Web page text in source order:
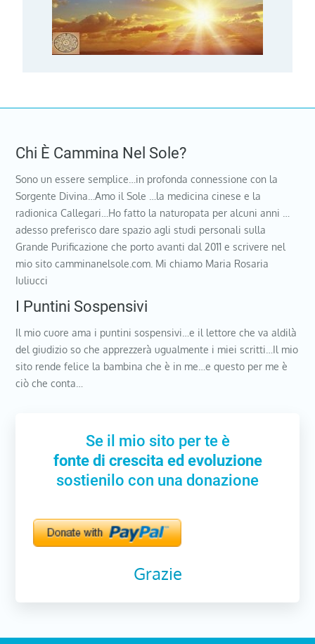
Chi È Cammina Nel Sole?
Sono un essere semplice…in profonda connessione con la
Sorgente Divina…Amo il Sole …la medicina cinese e la
radionica Callegari…Ho fatto la naturopata per alcuni anni …
adesso preferisco dare spazio agli studi personali sulla
Grande Purificazione che porto avanti dal 2011 e scrivere nel
mio sito camminanelsole.com. Mi chiamo Maria Rosaria
Iuliucci
I Puntini Sospensivi
Il mio cuore ama i puntini sospensivi…e il lettore che va aldilà
del giudizio so che apprezzerà ugualmente i miei scritti…Il mio
sito rende felice la bambina che è in me…e questo per me è
ciò che conta…
Se il mio sito per te è
fonte di crescita ed evoluzione
sostienilo con una donazione
Grazie